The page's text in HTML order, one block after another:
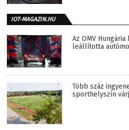
IOT-MAGAZIN.HU
Az OMV
leállította
Több száz
sporthelyszín